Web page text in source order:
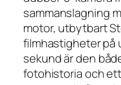
sammanslagning
motor, utbytbart
filmhastigheter på
sekund är den
fotohistoria och